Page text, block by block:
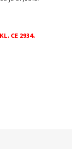
CE 2934.